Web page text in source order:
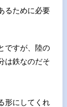
るために必要
ですが、陸の
は鉄なのだそ
形にしてくれ